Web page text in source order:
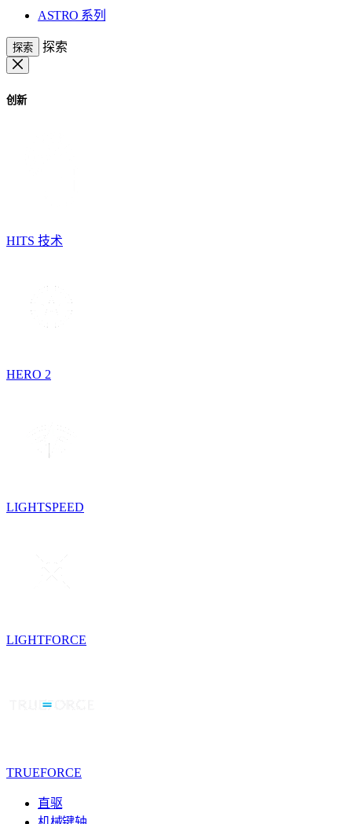
ASTRO 系列
探索 探索
创新
HITS 技术
HERO 2
LIGHTSPEED
LIGHTFORCE
TRUEFORCE
直驱